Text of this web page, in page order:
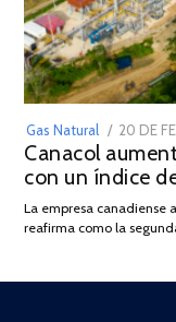
Gas Natural
POSTED
ON
20 DE
Canacol
con un índice
La empresa canadiense
reafirma como la